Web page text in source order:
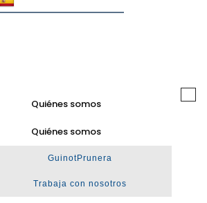
Quiénes somos
Quiénes somos
GuinotPrunera
Trabaja con nosotros